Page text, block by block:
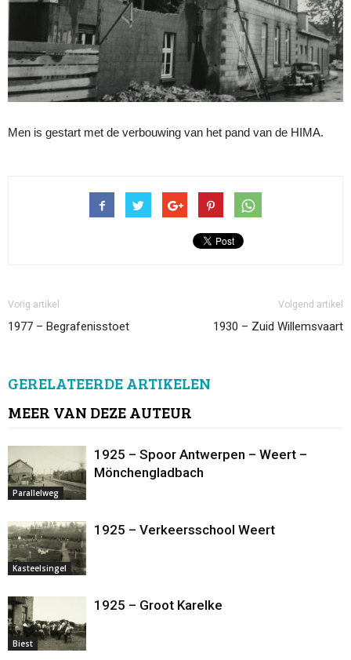
Men is gestart met de verbouwing van het pand van de HIMA.
Vorig artikel
1977 – Begrafenisstoet
Volgend artikel
1930 – Zuid Willemsvaart
GERELATEERDE ARTIKELEN
MEER VAN DEZE AUTEUR
Parallelweg
1925 – Spoor Antwerpen – Weert –
Mönchengladbach
Kasteelsingel
1925 – Verkeersschool Weert
Biest
1925 – Groot Karelke